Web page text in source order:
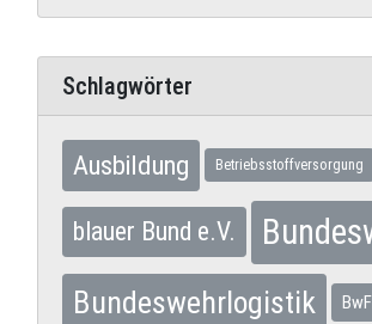
Schlagwörter
Ausbildung Betriebsstoffversorgung
blauer Bund e.V.
Bundeswehrlogistik